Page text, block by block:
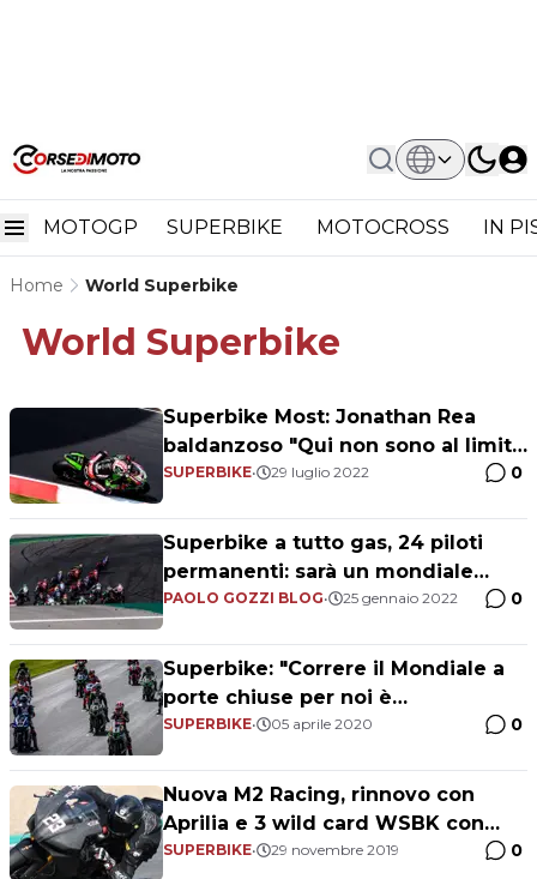
MOTOGP SUPERBIKE MOTOCROSS IN
Home World Superbike
World Superbike
Superbike Most: Jonathan Rea
baldanzoso "Qui non sono al limite
come un anno fa"
SUPERBIKE• 29 luglio 2022 0
Superbike a tutto gas, 24 piloti
permanenti: sarà un mondiale
fighissimo!
PAOLO GOZZI BLOG• 25 gennaio 2022 0
Superbike: "Correre il Mondiale a
porte chiuse per noi è
insostenibile"
SUPERBIKE• 05 aprile 2020 0
Nuova M2 Racing, rinnovo con
Aprilia e 3 wild card WSBK con
Ponsson
SUPERBIKE• 29 novembre 2019 0